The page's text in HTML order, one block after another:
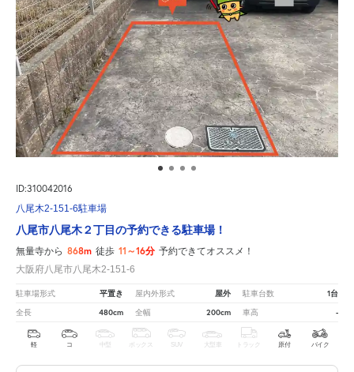
ID:310042016
八尾木2-151-6駐車場
八尾市八尾木２丁目の予約できる駐車場！
無量寺から 868m 徒歩 11～16分 予約できてオススメ！
大阪府八尾市八尾木2-151-6
駐車場形式 平置き 屋内外形式 屋外 駐車台数 1台
全長 480cm 全幅 200cm 車高 -
軽 コ 中型 ボックス SUV 大型車 トラック 原付 バイク